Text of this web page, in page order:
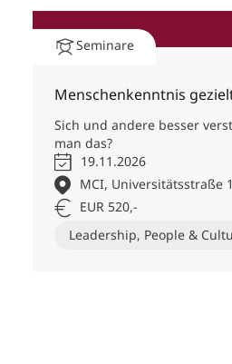
Seminare
Menschenkenntnis
Sich und andere besser
man das?
19.11.2026
MCI, Universitätsstraße
EUR 520,-
Leadership, People &